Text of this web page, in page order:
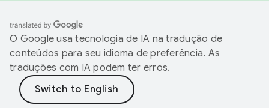
O Google usa tecnologia de IA na tradução de
conteúdos para seu idioma de preferência. As
traduções com IA podem ter erros.